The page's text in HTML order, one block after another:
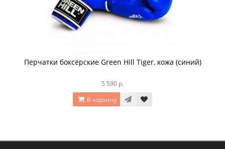
Перчатки боксёрские Green Hill Tiger, кожа (синий)
5 590 р.
В корзину